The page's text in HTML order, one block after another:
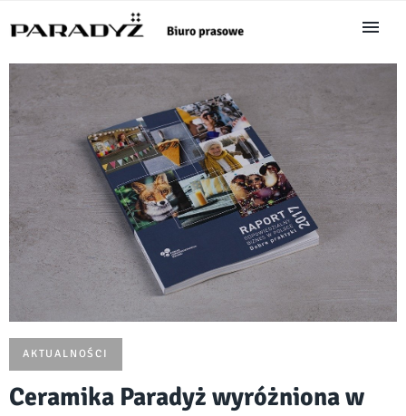
AKTUALNOŚCI
Ceramika Paradyż wyróżniona w